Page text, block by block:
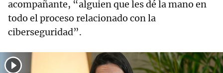
acompañante, “alguien que les dé la mano en
todo el proceso relacionado con la
ciberseguridad”.